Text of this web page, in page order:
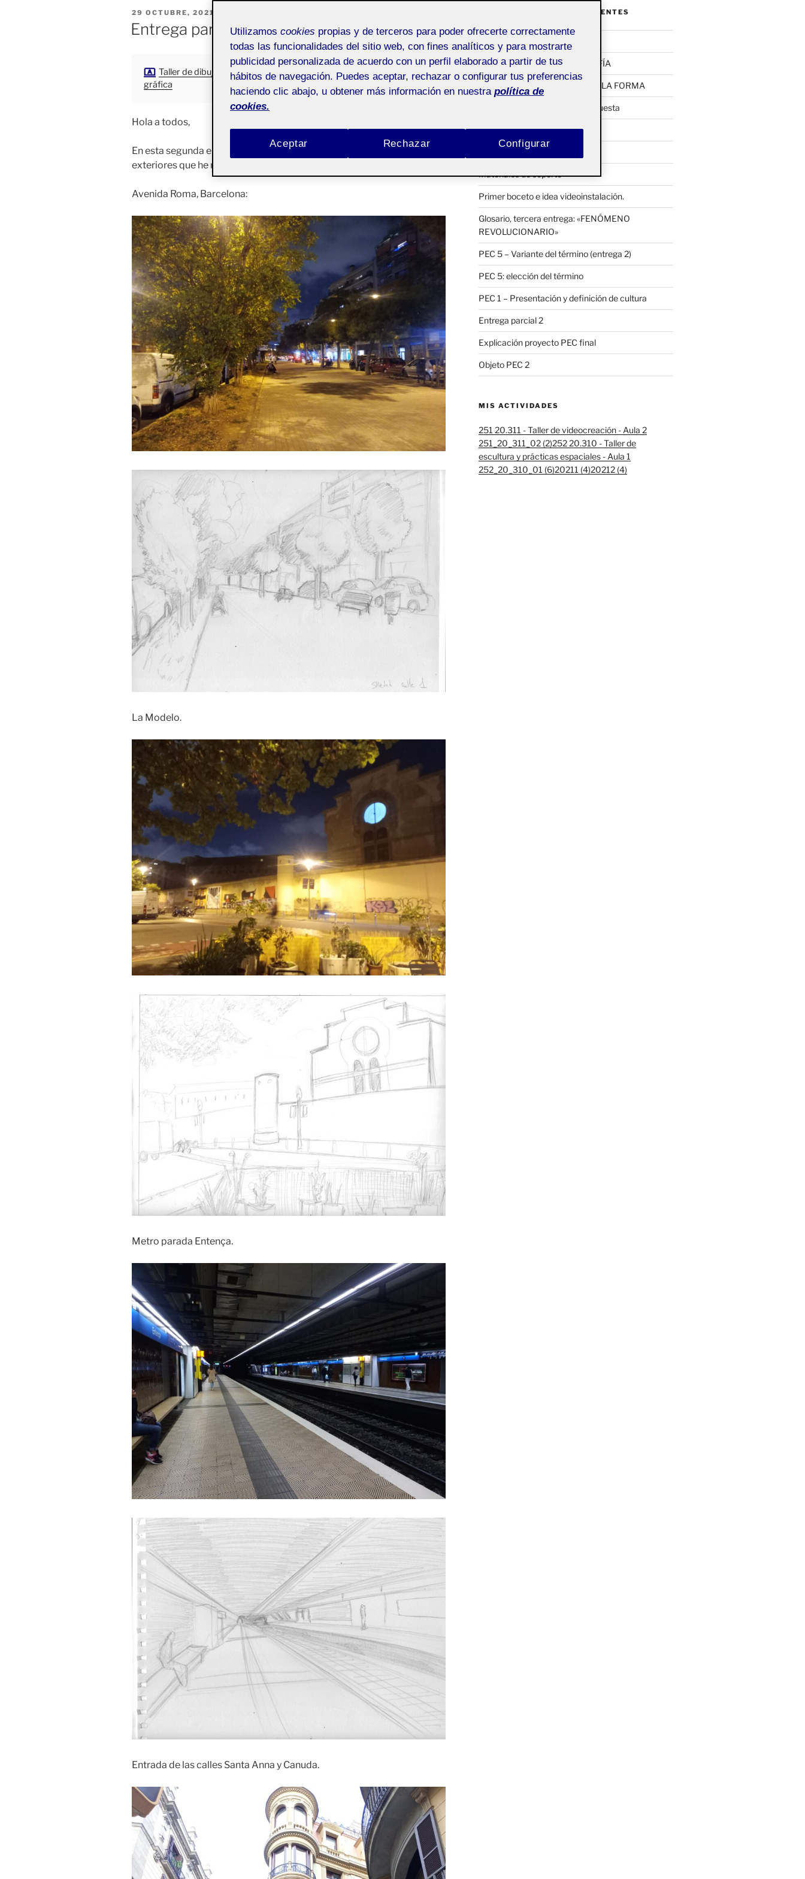
PUBLICADO
EL
29 OCTUBRE, 2021
Entrega parcial 2
Taller de dibujo y expresión
gráfica
Pública
Hola a todos,
En esta segunda entrega parcial os muestro los cinco bocetos en
exteriores que he realizado:
Avenida Roma, Barcelona:
La Modelo.
Metro parada Entença.
Entrada de las calles Santa Anna y Canuda.
ACTIFOLIO ENTRADAS RECIENTES
2. HOJA DE RUTA: BOCETOS
2. HOJA DE RUTA: CARTOGRAFÍA
RETO 3 – LA EMERGENCIA DE LA FORMA
Habitación propia, primera propuesta
Selección del objeto
Materiales de soporte
Primer boceto e idea videoinstalación.
Glosario, tercera entrega: «FENÓMENO
REVOLUCIONARIO»
PEC 5 – Variante del término (entrega 2)
PEC 5: elección del término
PEC 1 – Presentación y definición de cultura
Entrega parcial 2
Explicación proyecto PEC final
Objeto PEC 2
MIS ACTIVIDADES
251 20.311 - Taller de videocreación - Aula 2
251_20_311_02 (2)252 20.310 - Taller de
escultura y prácticas espaciales - Aula 1
252_20_310_01 (6)20211 (4)20212 (4)
Utilizamos cookies propias y de terceros para poder ofrecerte correctamente
todas las funcionalidades del sitio web, con fines analíticos y para mostrarte
publicidad personalizada de acuerdo con un perfil elaborado a partir de tus
hábitos de navegación. Puedes aceptar, rechazar o configurar tus preferencias
haciendo clic abajo, u obtener más información en nuestra política de
cookies.
Rechazar
Aceptar Configurar